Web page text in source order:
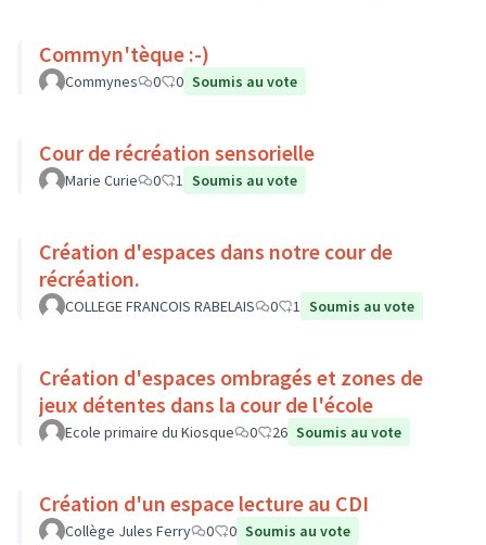
Commyn'tèque :-)
Commynes 0 0 Soumis au vote
Cour de récréation sensorielle
Marie Curie 0 1 Soumis au vote
Création d'espaces dans notre cour de
récréation.
COLLEGE FRANCOIS RABELAIS 0 1 Soumis au vote
Création d'espaces ombragés et zones de
jeux détentes dans la cour de l'école
Ecole primaire du Kiosque 0 26 Soumis au vote
Création d'un espace lecture au CDI
Collège Jules Ferry 0 0 Soumis au vote